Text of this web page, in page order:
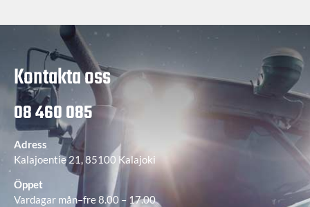
Kontakta oss
08 460 085
Adress
Kalajoentie 21, 85100 Kalajoki
Öppet
Vardagar mån–fre 8.00 – 17.00